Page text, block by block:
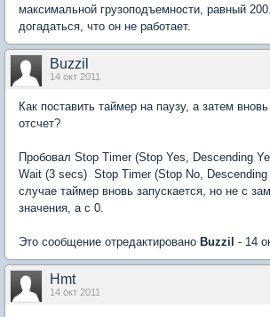
максимальной грузоподъемности, равный
догадаться, что он не работает.
Buzzil
14 окт 2011
Как поставить таймер на паузу, а затем
отсчет?
Пробовал Stop Timer (Stop Yes, Descending
Wait (3 secs)  Stop Timer (Stop No,
случае таймер вновь запускается, но не с
значения, а с 0.
Это сообщение отредактировано Buzzil - 14
Hmt
14 окт 2011